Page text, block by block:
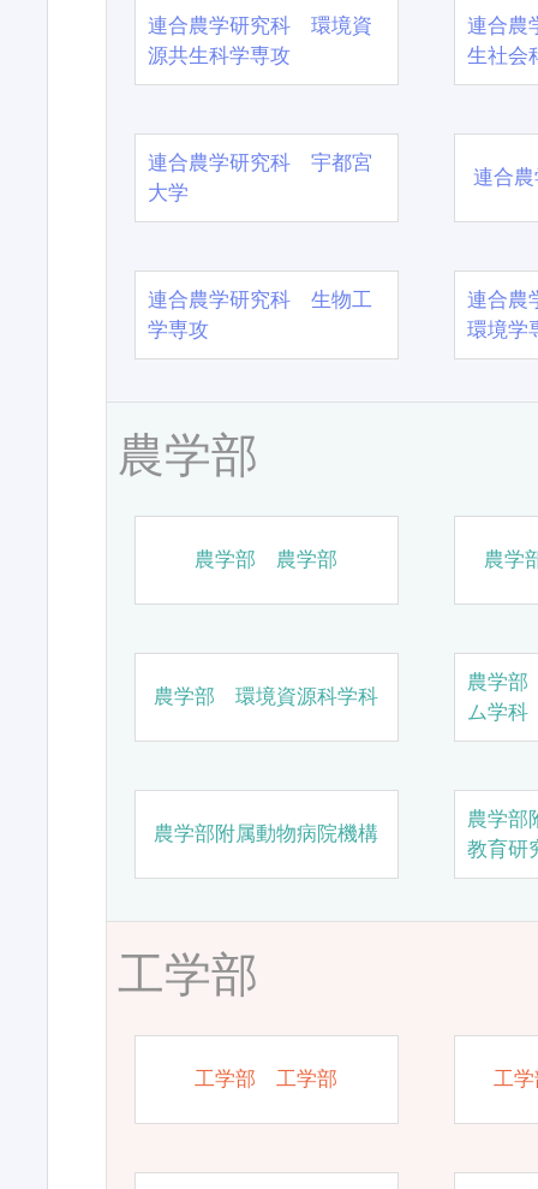
連合農学研究科 環境資
源共生科学専攻
連合農
生社会
連合農学研究科 宇都宮
大学
連合
連合農学研究科 生物工
学専攻
連合農
環境学
農学部
農学部 農学部 農学
農学部 環境資源科学科
農学
ム学科
農学部附属動物病院機構
農学部
教育研
工学部
工学部 工学部 工